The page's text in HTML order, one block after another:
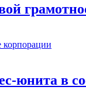
юнита в